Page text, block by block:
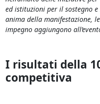
ed istituzioni per il sostegno
anima della manifestazione,
impegno aggiungono
I risultati della
competitiva